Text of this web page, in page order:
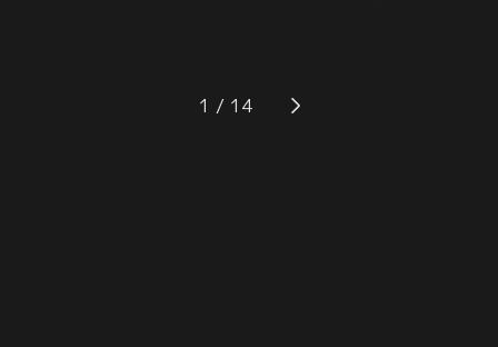
AKB48・佐藤綺星が「カラオケボッ
…そんな2人が保健室の先生に扮し
て、ゲストのお悩みに真剣に向き合
1